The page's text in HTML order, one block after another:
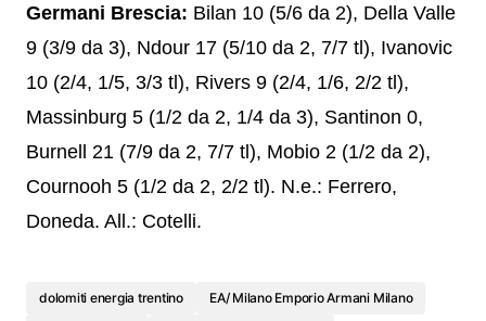
Germani Brescia: Bilan 10 (5/6 da 2), Della Valle
9 (3/9 da 3), Ndour 17 (5/10 da 2, 7/7 tl), Ivanovic
10 (2/4, 1/5, 3/3 tl), Rivers 9 (2/4, 1/6, 2/2 tl),
Massinburg 5 (1/2 da 2, 1/4 da 3), Santinon 0,
Burnell 21 (7/9 da 2, 7/7 tl), Mobio 2 (1/2 da 2),
Cournooh 5 (1/2 da 2, 2/2 tl). N.e.: Ferrero,
Doneda. All.: Cotelli.​
dolomiti energia trentino
EA/ Milano Emporio Armani Milano